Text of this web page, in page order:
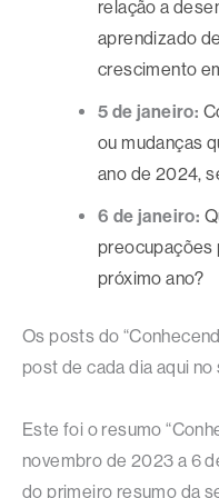
relação a
aprendizado
crescimento
5 de janeiro:
ou mudanças
ano de 2024,
6 de janeiro:
preocupações
próximo ano?
Os posts do
post de cada dia aqui no
Este foi o resumo
novembro de 2023 a 6
do primeiro resumo da